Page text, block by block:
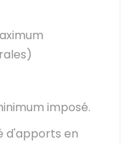
imposé.
d'apports en